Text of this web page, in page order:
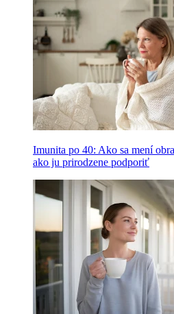
Imunita po 40: Ako sa mení
ako ju prirodzene podporiť